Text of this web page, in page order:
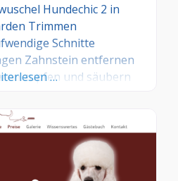
Hundechic 2 in
Trimmen
Schnitte
Zahnstein entfernen
zupfen und säubern
für stark
Pflegeprodukte /
…